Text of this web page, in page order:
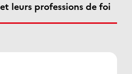
leurs professions de foi